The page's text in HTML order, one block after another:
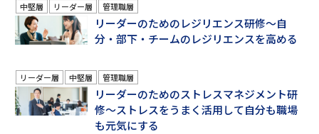
中堅層 リーダー層 管理職層
リーダーのためのレジリエンス研修～自
分・部下・チームのレジリエンスを高める
リーダー層 中堅層 管理職層
リーダーのためのストレスマネジメント研
修～ストレスをうまく活用して自分も職場
も元気にする